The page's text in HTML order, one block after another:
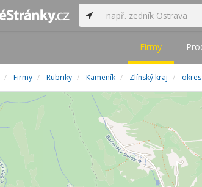
Firmy
Firmy Rubriky Kameník Zlínský kraj